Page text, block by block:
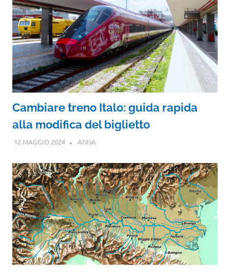
Cambiare treno Italo: guida rapida
alla modifica del biglietto
12 MAGGIO 2024 ANNA